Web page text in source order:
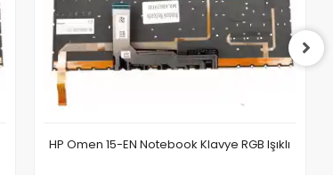
HP Omen 15-EN Notebook Klavye RGB Işıklı